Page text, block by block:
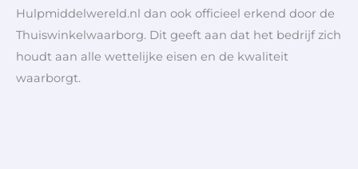
Hulpmiddelwereld.nl dan ook officieel erkend door de
Thuiswinkelwaarborg. Dit geeft aan dat het bedrijf zich
houdt aan alle wettelijke eisen en de kwaliteit
waarborgt.